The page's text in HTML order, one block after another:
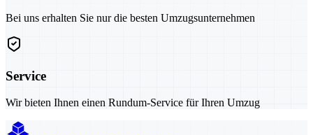
Bei uns erhalten Sie nur die besten Umzugsunternehmen
Service
Wir bieten Ihnen einen Rundum-Service für Ihren Umzug